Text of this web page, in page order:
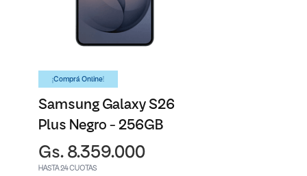
¡Comprá Online!
Samsung Galaxy S26
Plus Negro - 256GB
Gs. 8.359.000
HASTA 24 CUOTAS